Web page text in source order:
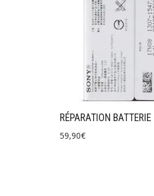
RÉPARATION BATTERIE
59,90€